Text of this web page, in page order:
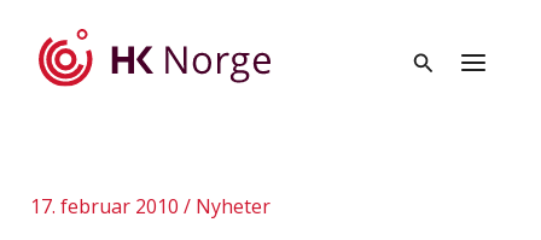
17. februar 2010 / Nyheter